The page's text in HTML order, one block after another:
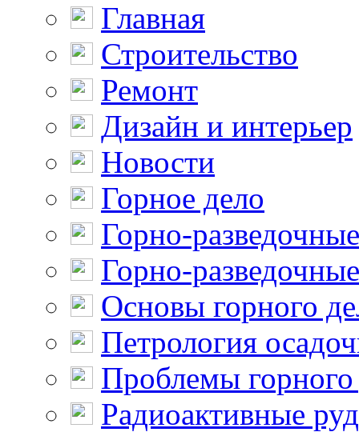
Главная
Строительство
Ремонт
Дизайн и интерьер
Новости
Горное дело
Горно-
Горно-
Основы горного
Петрология
Проблемы горного
Радиоактивные